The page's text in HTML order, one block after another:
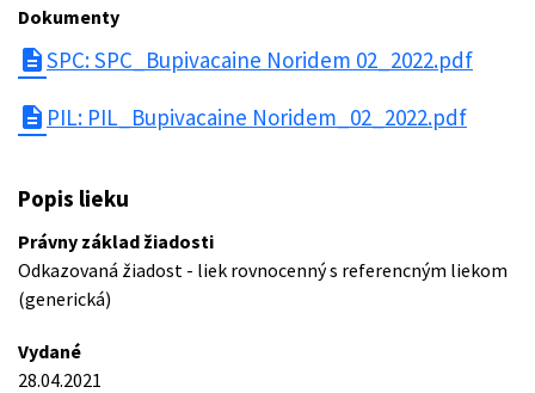
Dokumenty
descriptionSPC: SPC_Bupivacaine Noridem 02_2022.pdf
description PIL: PIL_Bupivacaine Noridem_02_2022.pdf
Popis lieku
Právny základ žiadosti
Odkazovaná žiadost - liek rovnocenný s referencným liekom
(generická)
Vydané
28.04.2021